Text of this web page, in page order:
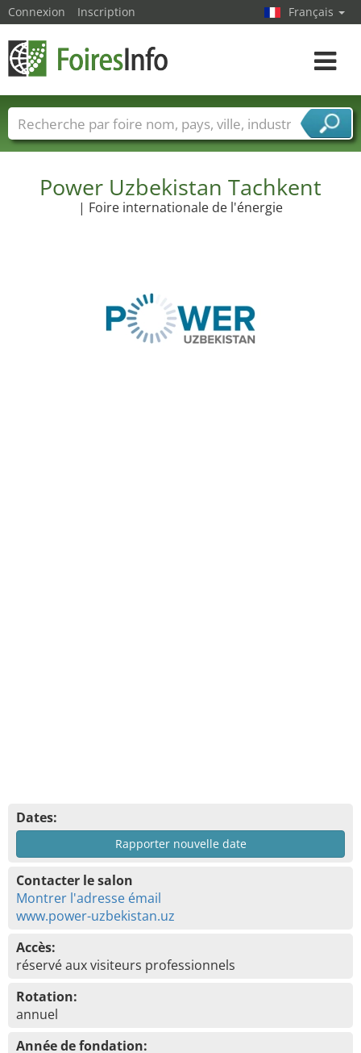
Power Uzbekistan Tachkent
| Foire internationale de l'énergie
Dates:
Rapporter nouvelle date
Contacter le salon
Montrer l'adresse émail
www.power-uzbekistan.uz
Accès:
réservé aux visiteurs professionnels
Rotation:
annuel
Année de fondation:
Connexion Inscription Français
Toggle
Foire noms Pays Villes
Secteurs de foire